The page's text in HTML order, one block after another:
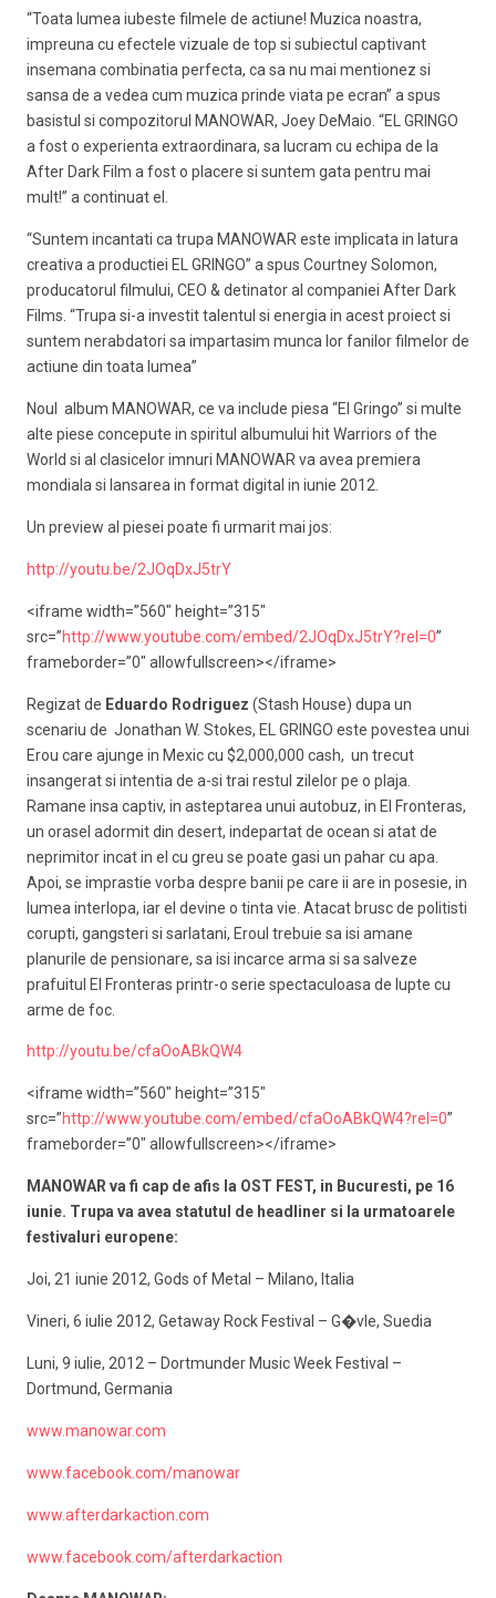
“Toata lumea iubeste filmele de actiune! Muzica noastra,
impreuna cu efectele vizuale de top si subiectul captivant
insemana combinatia perfecta, ca sa nu mai mentionez si
sansa de a vedea cum muzica prinde viata pe ecran” a spus
basistul si compozitorul MANOWAR, Joey DeMaio. “EL GRINGO
a fost o experienta extraordinara, sa lucram cu echipa de la
After Dark Film a fost o placere si suntem gata pentru mai
mult!” a continuat el.
“Suntem incantati ca trupa MANOWAR este implicata in latura
creativa a productiei EL GRINGO” a spus Courtney Solomon,
producatorul filmului, CEO & detinator al companiei After Dark
Films. “Trupa si-a investit talentul si energia in acest proiect si
suntem nerabdatori sa impartasim munca lor fanilor filmelor de
actiune din toata lumea”
Noul album MANOWAR, ce va include piesa “El Gringo” si multe
alte piese concepute in spiritul albumului hit Warriors of the
World si al clasicelor imnuri MANOWAR va avea premiera
mondiala si lansarea in format digital in iunie 2012.
Un preview al piesei poate fi urmarit mai jos:
http://youtu.be/2JOqDxJ5trY
<iframe width=”560″ height=”315″
src=”http://www.youtube.com/embed/2JOqDxJ5trY?rel=0”
frameborder=”0″ allowfullscreen></iframe>
Regizat de Eduardo Rodriguez (Stash House) dupa un
scenariu de Jonathan W. Stokes, EL GRINGO este povestea unui
Erou care ajunge in Mexic cu $2,000,000 cash, un trecut
insangerat si intentia de a-si trai restul zilelor pe o plaja.
Ramane insa captiv, in asteptarea unui autobuz, in El Fronteras,
un orasel adormit din desert, indepartat de ocean si atat de
neprimitor incat in el cu greu se poate gasi un pahar cu apa.
Apoi, se imprastie vorba despre banii pe care ii are in posesie, in
lumea interlopa, iar el devine o tinta vie. Atacat brusc de politisti
corupti, gangsteri si sarlatani, Eroul trebuie sa isi amane
planurile de pensionare, sa isi incarce arma si sa salveze
prafuitul El Fronteras printr-o serie spectaculoasa de lupte cu
arme de foc.
http://youtu.be/cfaOoABkQW4
<iframe width=”560″ height=”315″
src=”http://www.youtube.com/embed/cfaOoABkQW4?rel=0”
frameborder=”0″ allowfullscreen></iframe>
MANOWAR va fi cap de afis la OST FEST, in Bucuresti, pe 16
iunie. Trupa va avea statutul de headliner si la urmatoarele
festivaluri europene:
Joi, 21 iunie 2012, Gods of Metal – Milano, Italia
Vineri, 6 iulie 2012, Getaway Rock Festival – G�vle, Suedia
Luni, 9 iulie, 2012 – Dortmunder Music Week Festival –
Dortmund, Germania
www.manowar.com
www.facebook.com/manowar
www.afterdarkaction.com
www.facebook.com/afterdarkaction